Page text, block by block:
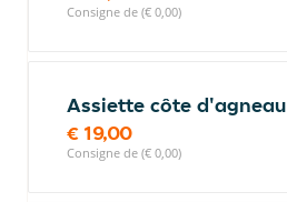
Consigne de (€ 0,00)
Assiette côte d'agneau
€ 19,00
Consigne de (€ 0,00)